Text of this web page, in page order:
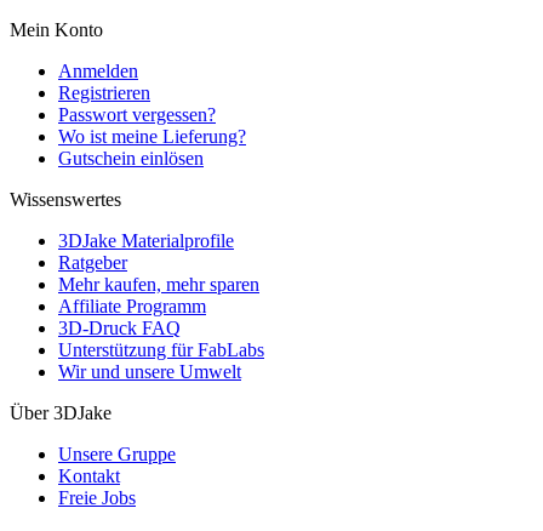
Mein Konto
Anmelden
Registrieren
Passwort vergessen?
Wo ist meine Lieferung?
Gutschein einlösen
Wissenswertes
3DJake Materialprofile
Ratgeber
Mehr kaufen, mehr sparen
Affiliate Programm
3D-Druck FAQ
Unterstützung für FabLabs
Wir und unsere Umwelt
Über 3DJake
Unsere Gruppe
Kontakt
Freie Jobs